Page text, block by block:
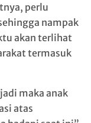
perlu
nampak
akan terlihat
termasuk
maka anak
atas